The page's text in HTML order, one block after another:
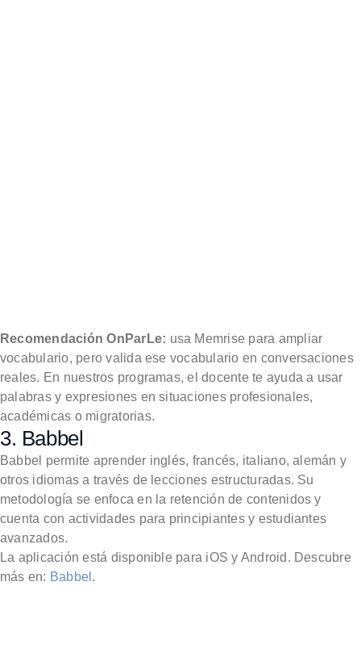
Recomendación OnParLe: usa Memrise para ampliar
vocabulario, pero valida ese vocabulario en conversaciones
reales. En nuestros programas, el docente te ayuda a usar
palabras y expresiones en situaciones profesionales,
académicas o migratorias.
3. Babbel
Babbel permite aprender inglés, francés, italiano, alemán y
otros idiomas a través de lecciones estructuradas. Su
metodología se enfoca en la retención de contenidos y
cuenta con actividades para principiantes y estudiantes
avanzados.
La aplicación está disponible para iOS y Android. Descubre
más en: Babbel .